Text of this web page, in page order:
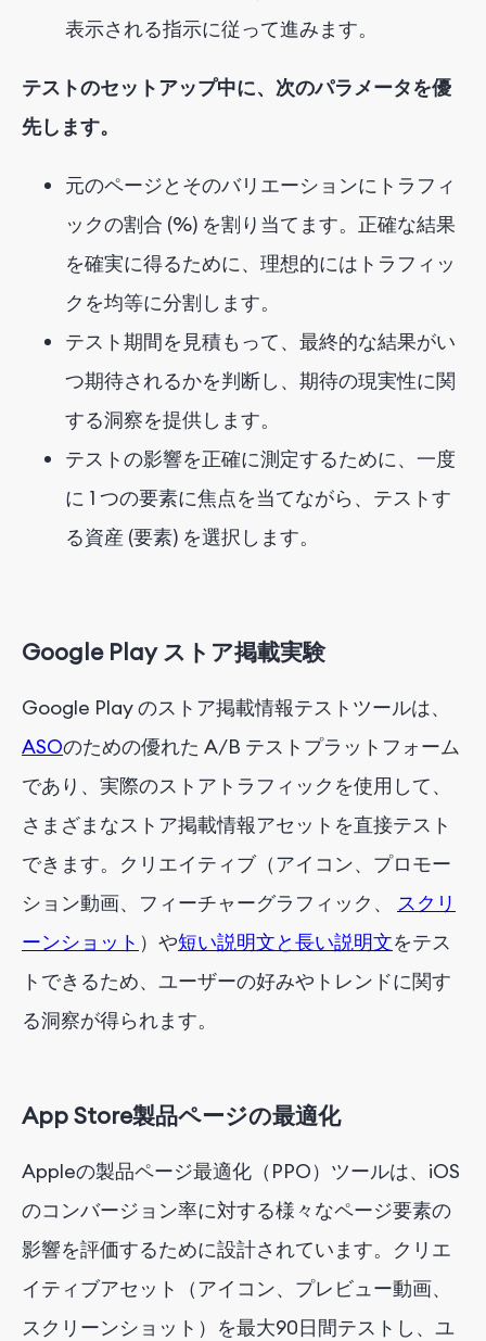
表示される指示に従って進みます。
テストのセットアップ中に、次のパラメータを優
先します。
元のページとそのバリエーションにトラフィ
ックの割合 (%) を割り当てます。正確な結果
を確実に得るために、理想的にはトラフィッ
クを均等に分割します。
テスト期間を見積もって、最終的な結果がい
つ期待されるかを判断し、期待の現実性に関
する洞察を提供します。
テストの影響を正確に測定するために、一度
に 1 つの要素に焦点を当てながら、テストす
る資産 (要素) を選択します。
Google Play ストア掲載実験
Google Play のストア掲載情報テストツールは、
ASOのための優れた A/B テストプラットフォーム
であり、実際のストアトラフィックを使用して、
さまざまなストア掲載情報アセットを直接テスト
できます。クリエイティブ（アイコン、プロモー
ション動画、フィーチャーグラフィック、 スクリ
ーンショット ）や短い説明文と長い説明文をテス
トできるため、ユーザーの好みやトレンドに関す
る洞察が得られます。
App Store製品ページの最適化
Appleの製品ページ最適化（PPO）ツールは、iOS
のコンバージョン率に対する様々なページ要素の
影響を評価するために設計されています。クリエ
イティブアセット（アイコン、プレビュー動画、
スクリーンショット）を最大90日間テストし、ユ